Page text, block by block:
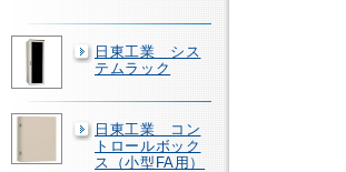
日東工業 シス
テムラック
日東工業 コン
トロールボック
ス（小型FA用）